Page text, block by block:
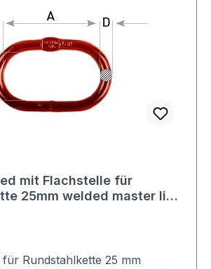
mit Flachstelle für
25mm welded master link
Rundstahlkette 25 mm